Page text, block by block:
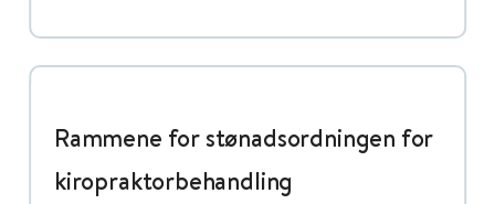
Rammene for stønadsordningen for
kiropraktorbehandling